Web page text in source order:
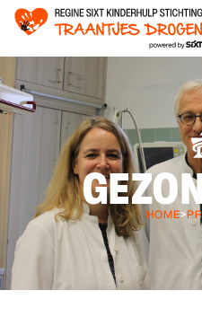
HOME>